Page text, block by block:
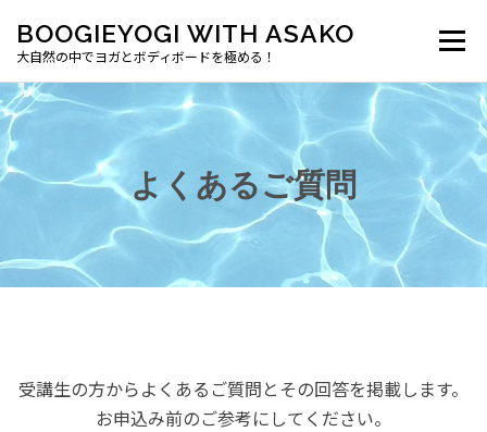
BOOGIEYOGI WITH ASAKO
大自然の中でヨガとボディボードを極める！
メニュー
BOOGIEYOGI について クラス 受講生の声
よくあるご質問 お問い合わせ ブログ
よくあるご質問
受講生の方からよくあるご質問とその回答を掲載します。
お申込み前のご参考にしてください。